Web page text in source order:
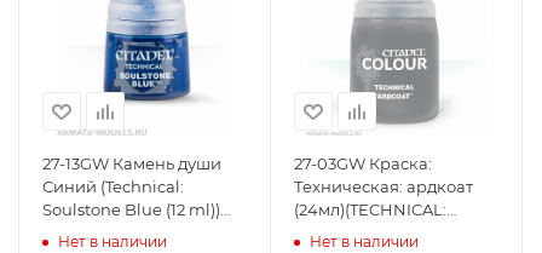
27-13GW Камень души
Синий (Technical:
Soulstone Blue (12 ml))
Citadel
Нет в наличии
27-03GW Краска:
Техническая: ардкоат
(24мл)(TECHNICAL:
'ARDCOAT (24ML)) Citadel
Нет в наличии